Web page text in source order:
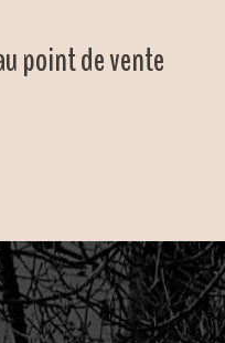
point de vente